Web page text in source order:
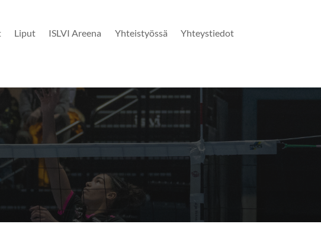
Liput ISLVI Areena Yhteistyössä
Yhteystiedot